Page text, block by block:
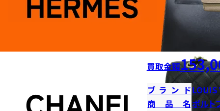
買取金額
ブランドLOUIS
商品名ポルト